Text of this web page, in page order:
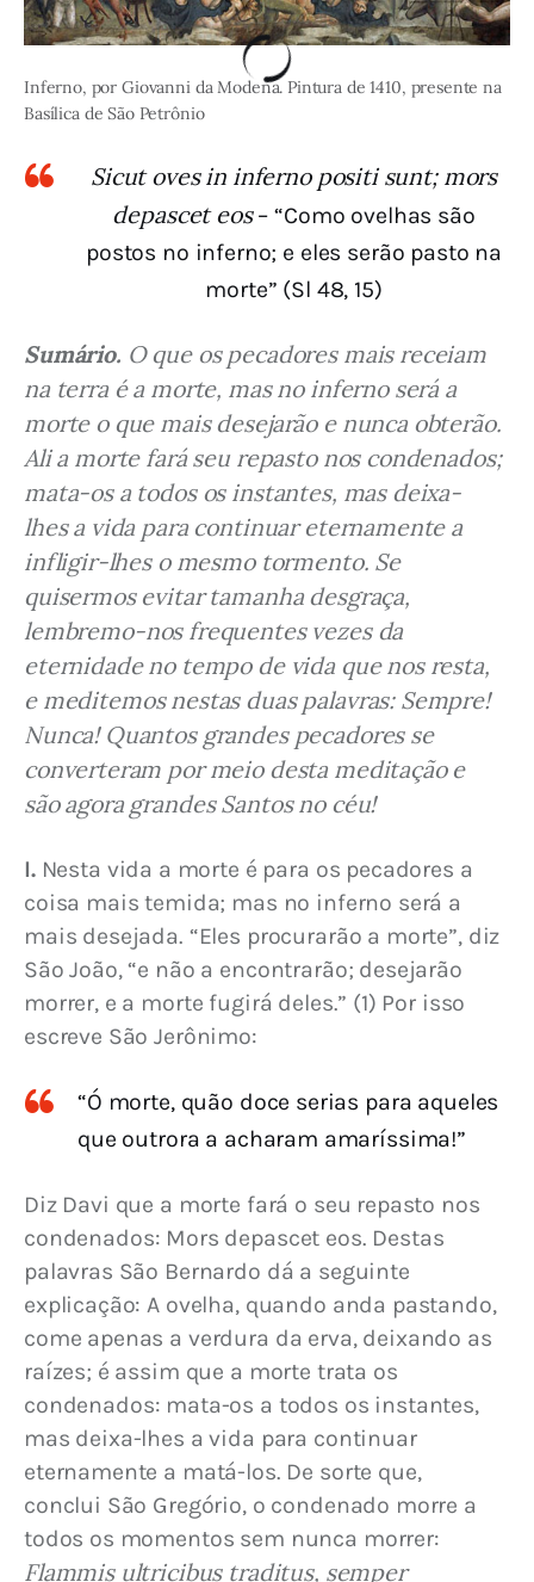
Inferno, por Giovanni da Modena. Pintura de 1410, presente na
Basílica de São Petrônio
Sicut oves in inferno positi sunt; mors
depascet eos– “Como ovelhas são
postos no inferno; e eles serão pasto na
morte” (Sl 48, 15)
Sumário. O que os pecadores mais receiam
na terra é a morte, mas no inferno será a
morte o que mais desejarão e nunca obterão.
Ali a morte fará seu repasto nos condenados;
mata-os a todos os instantes, mas deixa-
lhes a vida para continuar eternamente a
infligir-lhes o mesmo tormento. Se
quisermos evitar tamanha desgraça,
lembremo-nos frequentes vezes da
eternidade no tempo de vida que nos resta,
e meditemos nestas duas palavras: Sempre!
Nunca! Quantos grandes pecadores se
converteram por meio desta meditação e
são agora grandes Santos no céu!
I. Nesta vida a morte é para os pecadores a
coisa mais temida; mas no inferno será a
mais desejada. “Eles procurarão a morte”, diz
São João, “e não a encontrarão; desejarão
morrer, e a morte fugirá deles.” (1) Por isso
escreve São Jerônimo:
“Ó morte, quão doce serias para aqueles
que outrora a acharam amaríssima!”
Diz Davi que a morte fará o seu repasto nos
condenados: Mors depascet eos. Destas
palavras São Bernardo dá a seguinte
explicação: A ovelha, quando anda pastando,
come apenas a verdura da erva, deixando as
raízes; é assim que a morte trata os
condenados: mata-os a todos os instantes,
mas deixa-lhes a vida para continuar
eternamente a matá-los. De sorte que,
conclui São Gregório, o condenado morre a
todos os momentos sem nunca morrer:
Flammis ultricibus traditus, semper